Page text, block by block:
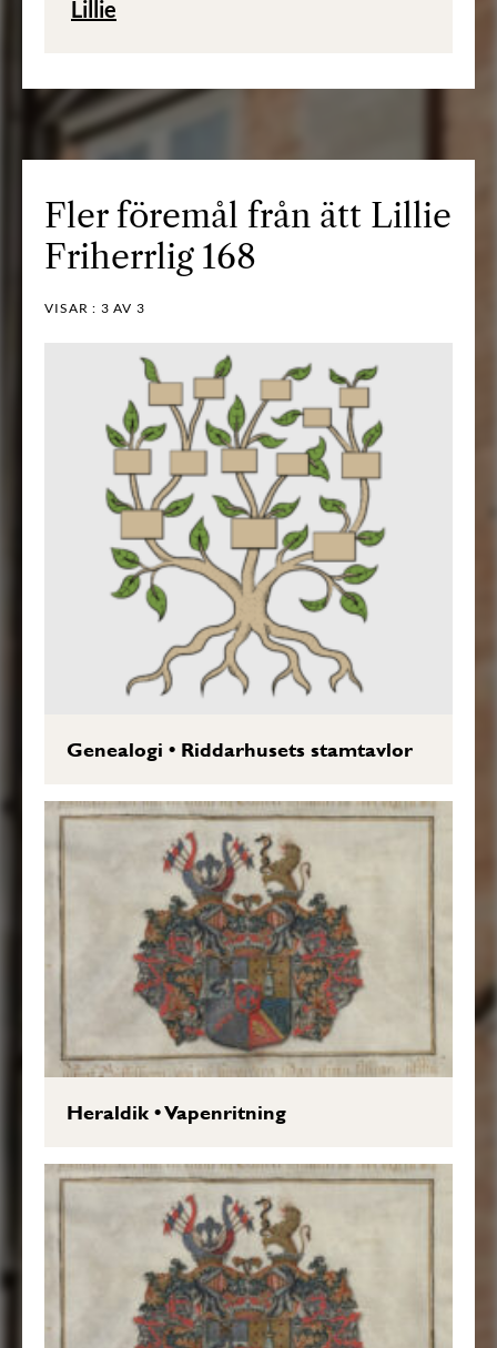
Lillie
Fler föremål från ätt Lillie
Friherrlig 168
VISAR : 3 AV 3
Genealogi • Riddarhusets stamtavlor
Heraldik•Vapenritning